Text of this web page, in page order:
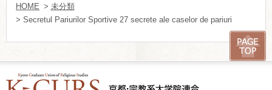
HOME > 未分類
> Secretul Pariurilor Sportive 27 secrete ale caselor de pariuri